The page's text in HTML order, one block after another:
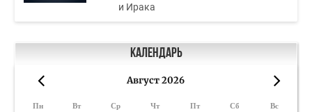
и Ирака
Календарь
Август 2026
Пн Вт Ср Чт Пт Сб Вс